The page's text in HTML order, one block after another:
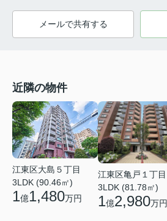
メールで共有する
近隣の物件
江東区大島５丁目
3LDK (90.46㎡)
1億1,480万円
江東区亀戸１丁目
3LDK (81.78㎡)
1億2,980万円